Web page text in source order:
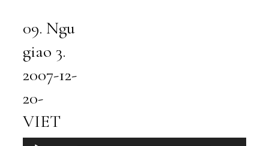
09. Ngu
giao 3.
2007-12-
20-
VIET